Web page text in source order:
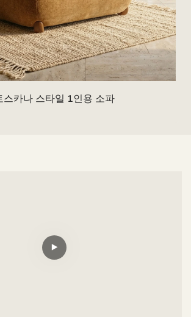
스카나 스타일 1인용 소파